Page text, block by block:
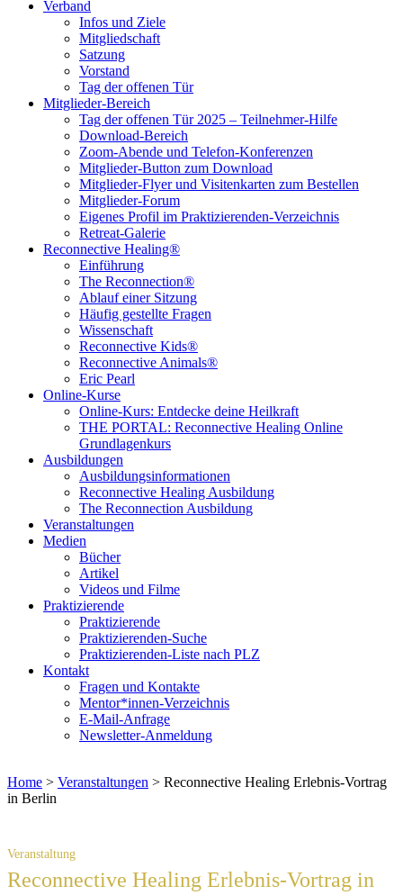
Verband
Infos und Ziele
Mitgliedschaft
Satzung
Vorstand
Tag der offenen Tür
Mitglieder-Bereich
Tag der offenen Tür 2025 – Teilnehmer-Hilfe
Download-Bereich
Zoom-Abende und Telefon-Konferenzen
Mitglieder-Button zum Download
Mitglieder-Flyer und Visitenkarten zum Bestellen
Mitglieder-Forum
Eigenes Profil im Praktizierenden-Verzeichnis
Retreat-Galerie
Reconnective Healing®
Einführung
The Reconnection®
Ablauf einer Sitzung
Häufig gestellte Fragen
Wissenschaft
Reconnective Kids®
Reconnective Animals®
Eric Pearl
Online-Kurse
Online-Kurs: Entdecke deine Heilkraft
THE PORTAL: Reconnective Healing Online
Grundlagenkurs
Ausbildungen
Ausbildungsinformationen
Reconnective Healing Ausbildung
The Reconnection Ausbildung
Veranstaltungen
Medien
Bücher
Artikel
Videos und Filme
Praktizierende
Praktizierende
Praktizierenden-Suche
Praktizierenden-Liste nach PLZ
Kontakt
Fragen und Kontakte
Mentor*innen-Verzeichnis
E-Mail-Anfrage
Newsletter-Anmeldung
Home > Veranstaltungen > Reconnective Healing Erlebnis-Vortrag
in Berlin
Reconnective Healing Erlebnis-Vortrag in